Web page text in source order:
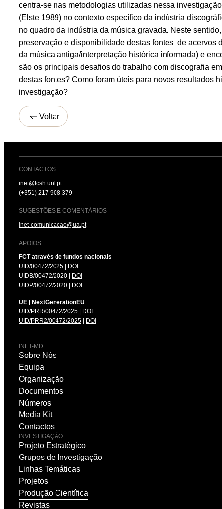
centra-se nas metodologias utilizadas nessa
(Elste 1989) no contexto específico da indústria
no quadro da indústria da música gravada. Neste
preservação e disponibilidade destas fontes de acervos
da música antiga/interpretação histórica informada) e
são os principais desafios do trabalho com discografia
destas fontes? Como foram úteis para novos resultados
investigação?
Voltar
CONTACTOS
inet@fcsh.unl.pt
(+351) 217 908 379
SUGESTÕES E COMENTÁRIOS
inet-comunicacao@ua.pt
APOIOS
FCT através de fundos nacionais
UID/00472/2025 |
DOI
UIDB/00472/2020 |
DOI
UIDP/00472/2020 |
DOI
UE | NextGenerationEU
UID/PRR/00472/2025
DOI
UID/PRR2/00472/2025
DOI
INET-MD
Sobre Nós
Equipa
Organização
Documentos
Números
Media Kit
Contactos
INVESTIGAÇÃO
Projeto Estratégico
Grupos de Investigação
Linhas Temáticas
Projetos
Produção Científica
Revistas